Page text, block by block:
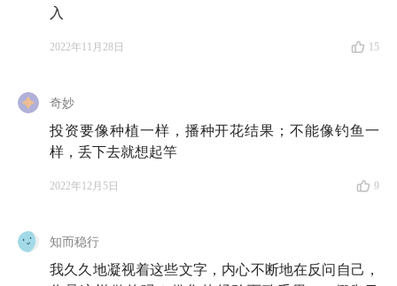
入
2022年11月28日 15
奇妙
投资要像种植一样，播种开花结果；不能像钓鱼一
样，丢下去就想起竿
2022年12月5日 9
知而稳行
我久久地凝视着这些文字，内心不断地在反问自己，